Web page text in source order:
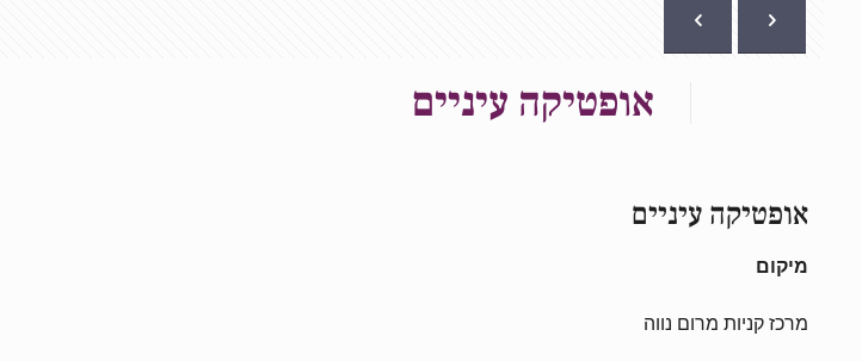
אופטיקה עיניים
אופטיקה עיניים
מיקום
מרכז קניות מרום נווה